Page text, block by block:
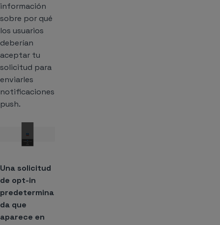
información
sobre por qué
los usuarios
deberían
aceptar tu
solicitud para
enviarles
notificaciones
push.
Una solicitud
de opt-in
predetermina
da que
aparece en